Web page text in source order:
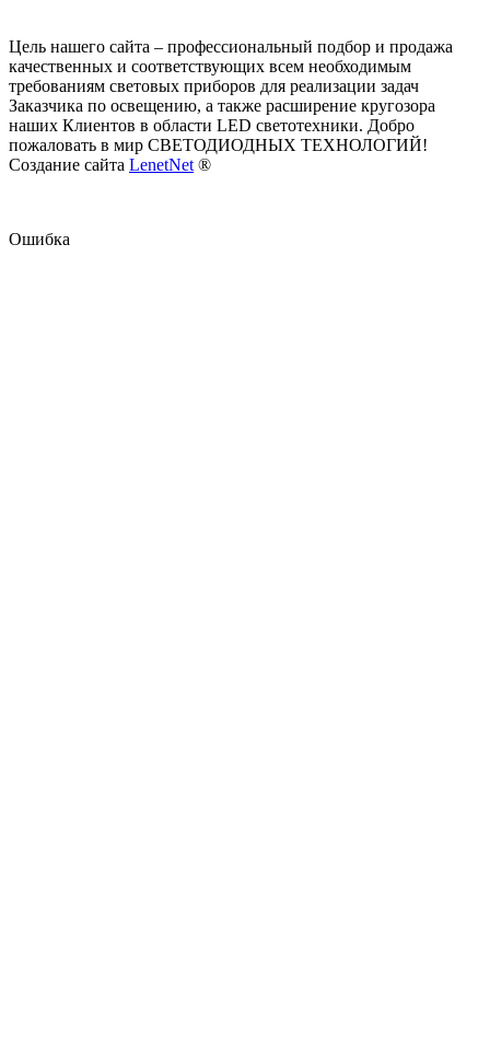
Цель нашего сайта – профессиональный подбор и продажа
качественных и соответствующих всем необходимым
требованиям световых приборов для реализации задач
Заказчика по освещению, а также расширение кругозора
наших Клиентов в области LED светотехники. Добро
пожаловать в мир СВЕТОДИОДНЫХ ТЕХНОЛОГИЙ!
Создание сайта LenetNet ®
Ошибка